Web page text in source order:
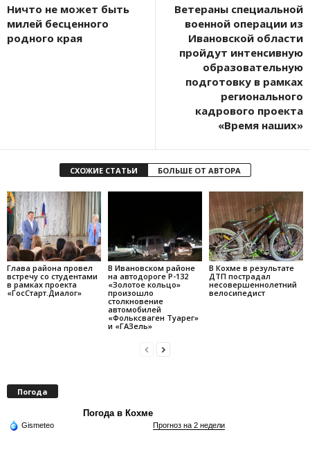
Ничто не может быть
милей бесценного
родного края
Ветераны специальной
военной операции из
Ивановской области
пройдут интенсивную
образовательную
подготовку в рамках
регионального
кадрового проекта
«Время наших»
СХОЖИЕ СТАТЬИ БОЛЬШЕ ОТ АВТОРА
Глава района провел
встречу со студентами
в рамках проекта
«ГосСтарт.Диалог»
В Ивановском районе
на автодороге Р-132
«Золотое кольцо»
произошло
столкновение
автомобилей
«Фольксваген Туарег»
и «ГАЗель»
В Кохме в результате
ДТП пострадал
несовершеннолетний
велосипедист
Погода
Погода в Кохме
Gismeteo Прогноз на 2 недели